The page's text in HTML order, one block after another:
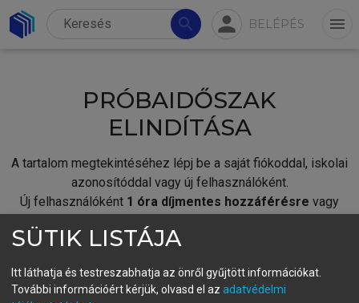
search person BELÉPÉS menu
PRÓBAIDŐSZAK
ELINDÍTÁSA
A tartalom megtekintéséhez lépj be a saját fiókoddal, iskolai
azonosítóddal vagy új felhasználóként.
Új felhasználóként 1 óra díjmentes hozzáférésre vagy
fiókoddal,vagy hozz létre új fiókot.
A regisztráció után apróbaidőszakautomatikusan
SÜTIK LISTÁJA
Itt láthatja és testreszabhatja az önről gyűjtött információkat.
További információért kérjük, olvasd el az adatvédelmi